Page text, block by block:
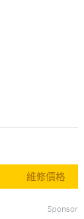
維修價格
Sponsor